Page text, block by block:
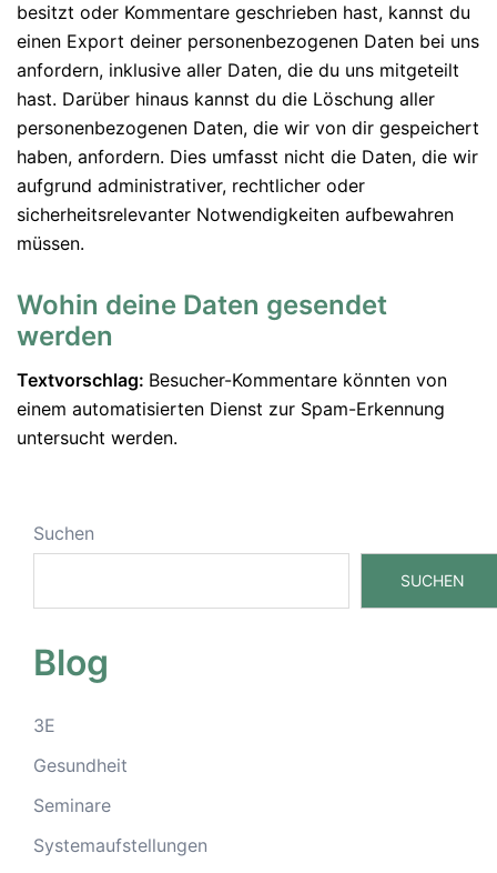
besitzt oder Kommentare geschrieben hast, kannst du
einen Export deiner personenbezogenen Daten bei uns
anfordern, inklusive aller Daten, die du uns mitgeteilt
hast. Darüber hinaus kannst du die Löschung aller
personenbezogenen Daten, die wir von dir gespeichert
haben, anfordern. Dies umfasst nicht die Daten, die wir
aufgrund administrativer, rechtlicher oder
sicherheitsrelevanter Notwendigkeiten aufbewahren
müssen.
Wohin deine Daten gesendet
werden
Textvorschlag: Besucher-Kommentare könnten von
einem automatisierten Dienst zur Spam-Erkennung
untersucht werden.
Suchen
SUCHEN
Blog
3E
Gesundheit
Seminare
Systemaufstellungen